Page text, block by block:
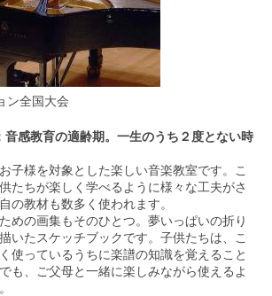
ン全国大会
音感教育の適齢期。一生のうち２度とない時
子様を対象とした楽しい音楽教室です。こ
たちが楽しく学べるように様々な工夫がさ
の教材も数多く使われます。
めの画集もそのひとつ。夢いっぱいの折り
いたスケッチブックです。子供たちは、こ
使っているうちに楽譜の知識を覚えること
も、ご父母と一緒に楽しみながら使えるよ